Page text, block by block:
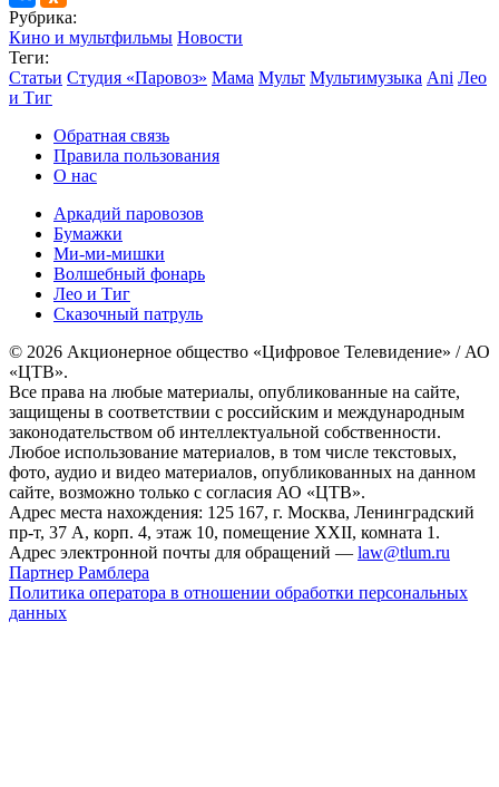
Рубрика:
Кино и мультфильмы Новости
Теги:
Статьи Студия «Паровоз» Мама Мульт Мультимузыка Ani Лео
и Тиг
Обратная связь
Правила пользования
О нас
Аркадий паровозов
Бумажки
Ми-ми-мишки
Волшебный фонарь
Лео и Тиг
Сказочный патруль
© 2026 Акционерное общество «Цифровое Телевидение» / АО
«ЦТВ».
Все права на любые материалы, опубликованные на сайте,
защищены в соответствии с российским и международным
законодательством об интеллектуальной собственности.
Любое использование материалов, в том числе текстовых,
фото, аудио и видео материалов, опубликованных на данном
сайте, возможно только с согласия АО «ЦТВ».
Адрес места нахождения: 125 167, г. Москва, Ленинградский
пр-т, 37 А, корп. 4, этаж 10, помещение XXII, комната 1.
Адрес электронной почты для обращений — law@tlum.ru
Партнер Рамблера
Политика оператора в отношении обработки персональных
данных